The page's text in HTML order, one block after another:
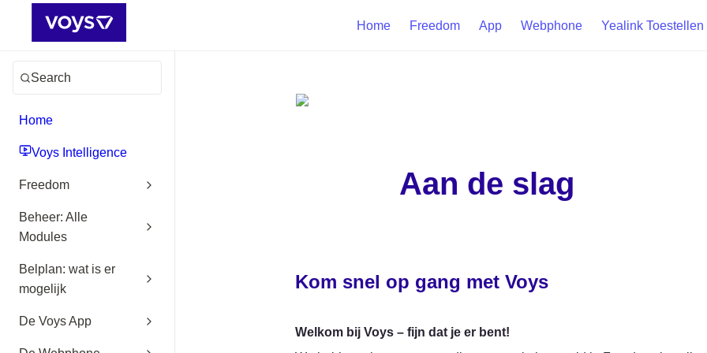
Home Freedom App Webphone Yealink Toestellen
Search
Home
Voys Intelligence
Freedom
Beheer: Alle
Modules
Belplan: wat is er
mogelijk
De Voys App
Aan de slag
Kom snel op gang met Voys
Welkom bij Voys – fijn dat je er bent!